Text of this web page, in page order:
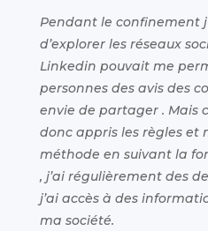
Pendant le confinement
d’explorer les réseaux
Linkedin pouvait me
personnes des avis des
envie de partager . Mais
donc appris les règles et
méthode en suivant la
, j’ai régulièrement des
j’ai accès à des
ma société.